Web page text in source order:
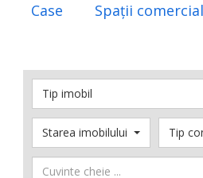
Case Spații
Tip imobil
Starea imobilului Tip